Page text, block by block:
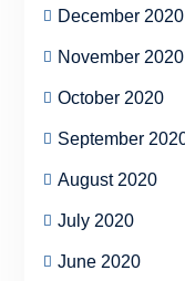
December 2020
November 2020
October 2020
September
August 2020
July 2020
June 2020